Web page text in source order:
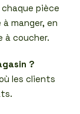
pièce
manger, en
à coucher.
?
les clients